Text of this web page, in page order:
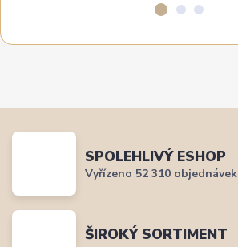
SPOLEHLIVÝ ESHOP
Vyřízeno 52 310 objednávek
ŠIROKÝ SORTIMENT